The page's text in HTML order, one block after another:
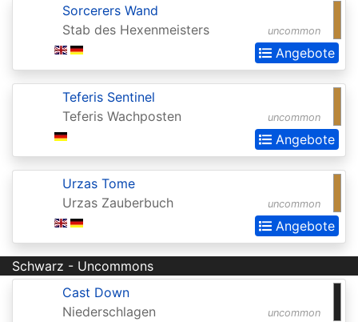
Antiquities
Apocalypse
Arabian
Promos
Restored
Gate:
Commander
Baldurs
uncommon
Sorcerers Wand
Stab des Hexenmeisters
Angebote
uncommon
Teferis Sentinel
Teferis Wachposten
Angebote
uncommon
Urzas Tome
Urzas Zauberbuch
Angebote
Schwarz - Uncommons
uncommon
Cast Down
Niederschlagen